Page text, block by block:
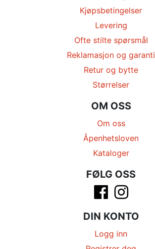
Kjøpsbetingelser
Levering
Ofte stilte spørsmål
Reklamasjon og garanti
Retur og bytte
Størrelser
OM OSS
Om oss
Åpenhetsloven
Kataloger
FØLG OSS
DIN KONTO
Logg inn